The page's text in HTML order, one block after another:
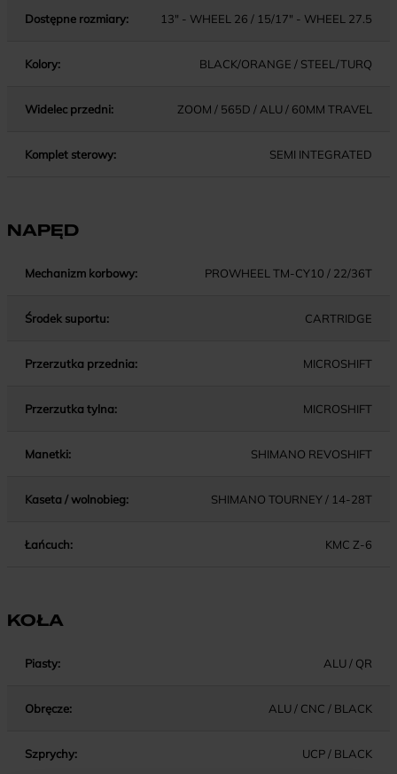
Dostępne rozmiary: 13" - WHEEL 26 / 15/17" - WHEEL 27.5
Kolory: BLACK/ORANGE / STEEL/TURQ
Widelec przedni: ZOOM / 565D / ALU / 60MM TRAVEL
Komplet sterowy: SEMI INTEGRATED
NAPĘD
Mechanizm korbowy: PROWHEEL TM-CY10 / 22/36T
Środek suportu: CARTRIDGE
Przerzutka przednia: MICROSHIFT
Przerzutka tylna: MICROSHIFT
Manetki: SHIMANO REVOSHIFT
Kaseta / wolnobieg: SHIMANO TOURNEY / 14-28T
Łańcuch: KMC Z-6
KOŁA
Piasty: ALU / QR
Obręcze: ALU / CNC / BLACK
Szprychy: UCP / BLACK